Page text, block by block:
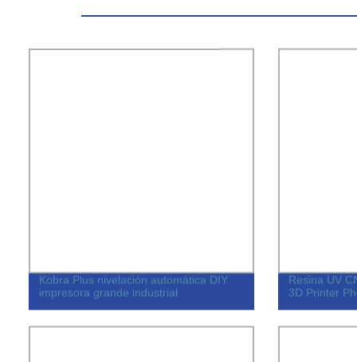
Kobra Plus nivelación automática DIY
impresora grande industrial
Resina UV
3D Printer